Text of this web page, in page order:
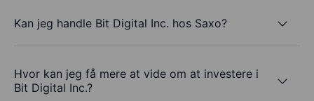
Kan jeg handle Bit Digital Inc. hos Saxo?
Hvor kan jeg få mere at vide om at investere i
Bit Digital Inc.?